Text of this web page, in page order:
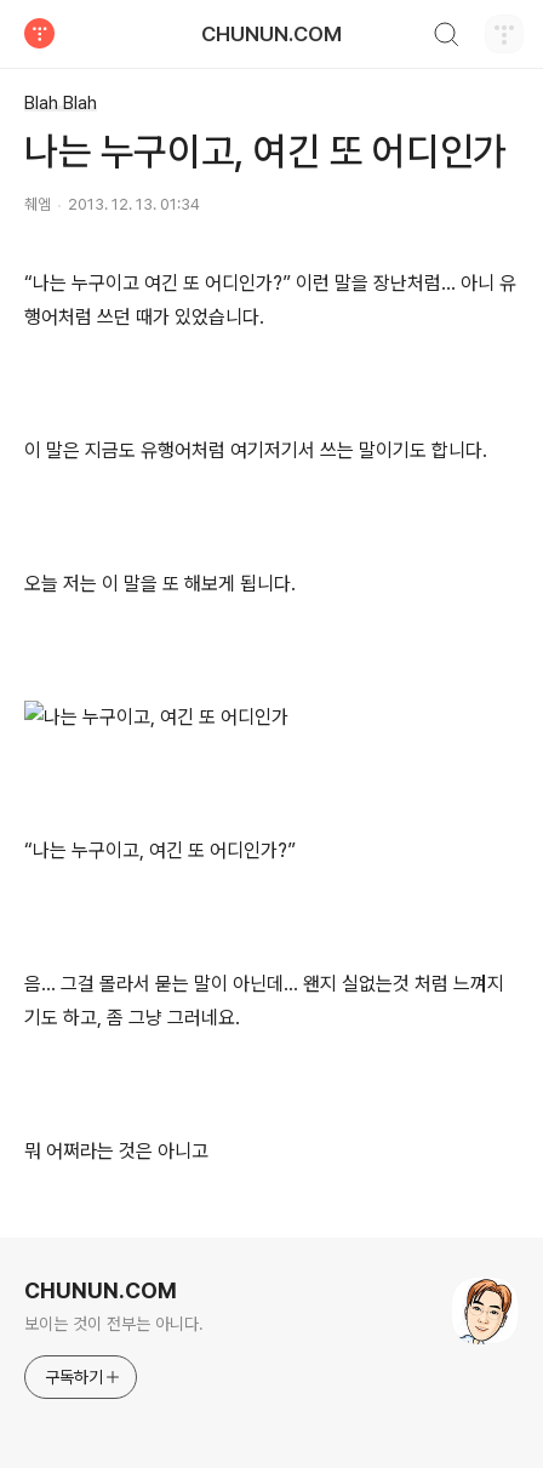
CHUNUN.COM
Blah Blah
나는 누구이고, 여긴 또 어디인가
췌엠 2013. 12. 13. 01:34
“나는 누구이고 여긴 또 어디인가?” 이런 말을 장난처럼… 아니 유
행어처럼 쓰던 때가 있었습니다.
이 말은 지금도 유행어처럼 여기저기서 쓰는 말이기도 합니다.
오늘 저는 이 말을 또 해보게 됩니다.
“나는 누구이고, 여긴 또 어디인가?”
음… 그걸 몰라서 묻는 말이 아닌데… 왠지 실없는것 처럼 느껴지
기도 하고, 좀 그냥 그러네요.
뭐 어쩌라는 것은 아니고
CHUNUN.COM
보이는 것이 전부는 아니다.
구독하기